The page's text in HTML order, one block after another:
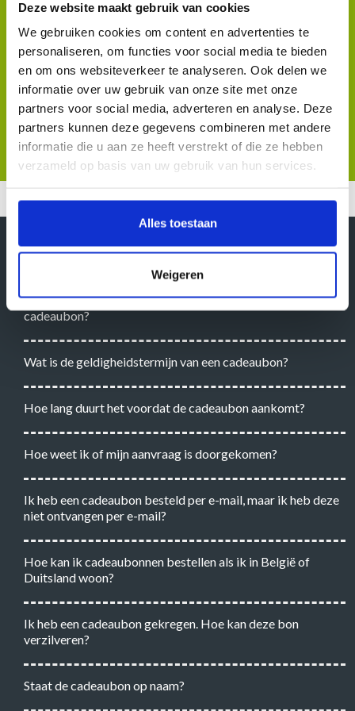
Deze website maakt gebruik van cookies
We gebruiken cookies om content en advertenties te
personaliseren, om functies voor social media te bieden
en om ons websiteverkeer te analyseren. Ook delen we
informatie over uw gebruik van onze site met onze
partners voor social media, adverteren en analyse. Deze
partners kunnen deze gegevens combineren met andere
informatie die u aan ze heeft verstrekt of die ze hebben
verzameld op basis van uw gebruik van hun services.
Alles toestaan
Weigeren
ROUTES
THEMAHAPPEN
RESERVEREN
CADEAUBON
VRAGEN
MEDIA
Veelgestelde vragen
Wat is het verschil tussen een opgestuurde en een digitale
cadeaubon?
Wat is de geldigheidstermijn van een cadeaubon?
Hoe lang duurt het voordat de cadeaubon aankomt?
Hoe weet ik of mijn aanvraag is doorgekomen?
Ik heb een cadeaubon besteld per e-mail, maar ik heb deze
niet ontvangen per e-mail?
Hoe kan ik cadeaubonnen bestellen als ik in België of
Duitsland woon?
Ik heb een cadeaubon gekregen. Hoe kan deze bon
verzilveren?
Staat de cadeaubon op naam?